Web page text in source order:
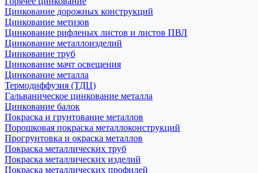
Цинкование дорожных конструкций
Цинкование метизов
Цинкование рифленых листов и листов ПВЛ
Цинкование металлоизделий
Цинкование труб
Цинкование мачт освещения
Цинкование металла
Термодиффузия (ТДЦ)
Гальваническое цинкование металла
Цинкование балок
Покраска и грунтование металлов
Порошковая покраска металлоконструкций
Прогрунтовка и окраска металлов
Покраска металлических труб
Покраска металлических изделий
Покраска металлических профилей